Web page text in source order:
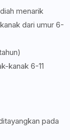
menarik
dari umur 6-
kanak 6-11
pada